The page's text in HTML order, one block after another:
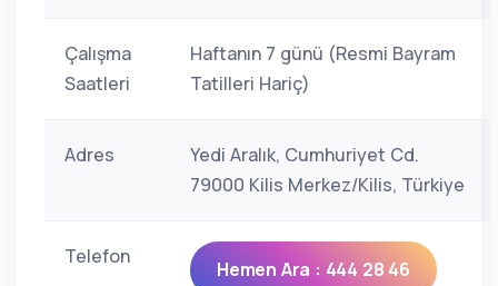
Çalışma
Saatleri
Haftanın 7 günü (Resmi Bayram
Tatilleri Hariç)
Adres
Yedi Aralık, Cumhuriyet Cd.
79000 Kilis Merkez/Kilis, Türkiye
Telefon
Hemen Ara : 444 28 46